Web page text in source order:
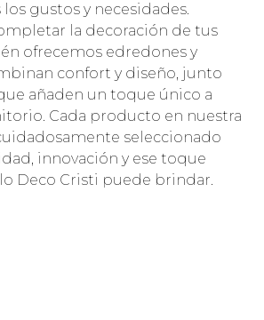
gustos y necesidades.
la decoración de tus
ofrecemos edredones y
confort y diseño, junto
añaden un toque único a
Cada producto en nuestra
seleccionado
innovación y ese toque
Deco Cristi puede brindar.